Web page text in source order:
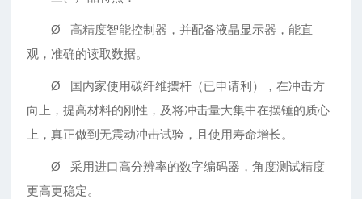
Ø 高精度智能控制器，并配备液晶显示器，能直
观，准确的读取数据。
Ø 国内家使用碳纤维摆杆（已申请利），在冲击方
向上，提高材料的刚性，及将冲击量大集中在摆锤的质心
上，真正做到无震动冲击试验，且使用寿命增长。
Ø 采用进口高分辨率的数字编码器，角度测试精度
更高更稳定。